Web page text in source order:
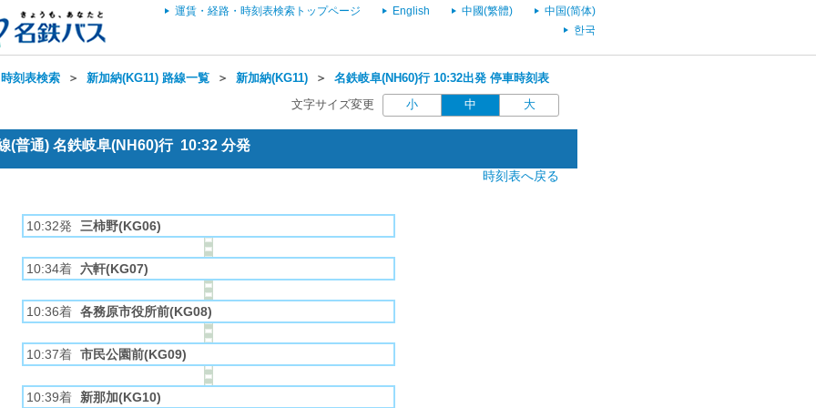
運賃・経路・時刻表検索トップページ English 中國(繁體)
中国(简体)
한국
刻表検索 ＞ 新加納(KG11) 路線一覧 ＞ 新加納(KG11) ＞ 名鉄岐阜(NH60)行 10:32出発 停車時刻表
文字サイズ変更 小 中 大
(普通) 名鉄岐阜(NH60)行 10:32 分発
時刻表へ戻る
10:32発 三柿野(KG06)
10:34着 六軒(KG07)
10:36着 各務原市役所前(KG08)
10:37着 市民公園前(KG09)
10:39着 新那加(KG10)